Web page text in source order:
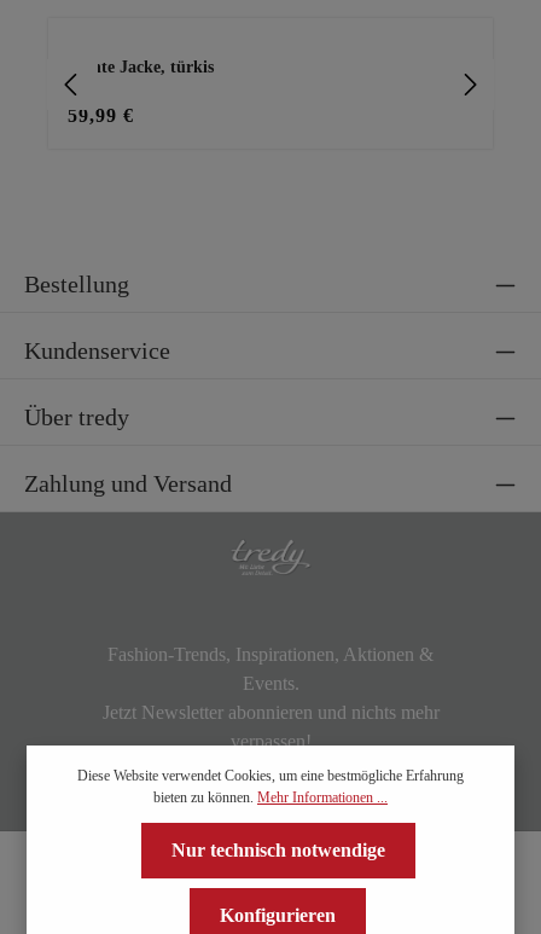
leichte Jacke, türkis
59,99 €
Bestellung
Kundenservice
Über tredy
Zahlung und Versand
Fashion-Trends, Inspirationen, Aktionen &
Events.
Jetzt Newsletter abonnieren und nichts mehr
verpassen!
Diese Website verwendet Cookies, um eine bestmögliche Erfahrung
bieten zu können. Mehr Informationen ...
Nur technisch notwendige
Konfigurieren